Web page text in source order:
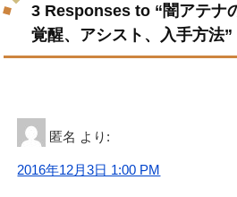
3 Responses to “闇アテナ
覚醒、アシスト、入手方法”
匿名 より:
2016年12月3日 1:00 PM